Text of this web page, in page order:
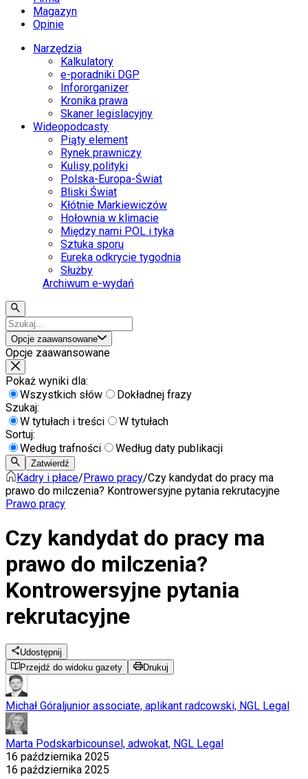
Magazyn
Opinie
Narzędzia
Kalkulatory
e-poradniki DGP
Infororganizer
Kronika prawa
Skaner legislacyjny
Wideopodcasty
Piąty element
Rynek prawniczy
Kulisy polityki
Polska-Europa-Świat
Bliski Świat
Kłótnie Markiewiczów
Hołownia w klimacie
Między nami POL i tyka
Sztuka sporu
Eureka odkrycie tygodnia
Służby
Archiwum e-wydań
Opcje zaawansowane
Opcje zaawansowane
Pokaż wyniki dla:
Wszystkich słów
Dokładnej frazy
Szukaj:
W tytułach i treści
W tytułach
Sortuj:
Według trafności
Według daty publikacji
Zatwierdź
Kadry i płace/Prawo pracy/Czy kandydat do pracy ma
prawo do milczenia? Kontrowersyjne pytania rekrutacyjne
Prawo pracy
Czy kandydat do pracy ma
prawo do milczenia?
Kontrowersyjne pytania
rekrutacyjne
Udostępnij
Przejdź do widoku gazety
Drukuj
Michał Góraljunior associate, aplikant radcowski, NGL Legal
Marta Podskarbicounsel, adwokat, NGL Legal
16 października 2025
16 października 2025